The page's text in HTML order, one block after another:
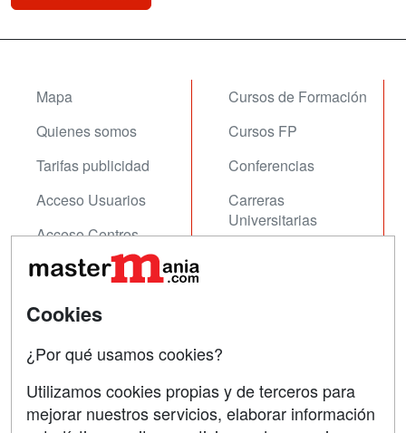
Mapa
Quienes somos
Tarifas publicidad
Acceso Usuarios
Acceso Centros
Cursos de Formación
Cursos FP
Conferencias
Carreras
Universitarias
Contactar
Copyleft
Cookies
¿Por qué usamos cookies?
Utilizamos cookies propias y de terceros para
mejorar nuestros servicios, elaborar información